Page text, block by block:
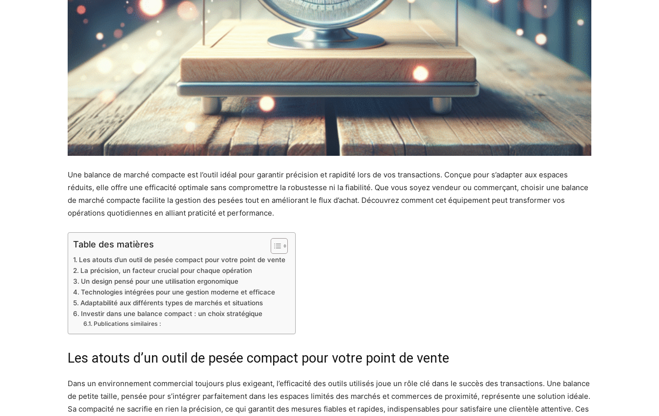
Une balance de marché compacte est l’outil idéal pour garantir précision et rapidité lors de vos transactions. Conçue pour s’adapter aux espaces
réduits, elle offre une efficacité optimale sans compromettre la robustesse ni la fiabilité. Que vous soyez vendeur ou commerçant, choisir une balance
de marché compacte facilite la gestion des pesées tout en améliorant le flux d’achat. Découvrez comment cet équipement peut transformer vos
opérations quotidiennes en alliant praticité et performance.
Table des matières
Les atouts d’un outil de pesée compact pour votre point de vente
La précision, un facteur crucial pour chaque opération
Un design pensé pour une utilisation ergonomique
Technologies intégrées pour une gestion moderne et efficace
Adaptabilité aux différents types de marchés et situations
Investir dans une balance compact : un choix stratégique
Publications similaires :
Les atouts d’un outil de pesée compact pour votre point de vente
Dans un environnement commercial toujours plus exigeant, l’efficacité des outils utilisés joue un rôle clé dans le succès des transactions. Une balance
de petite taille, pensée pour s’intégrer parfaitement dans les espaces limités des marchés et commerces de proximité, représente une solution idéale.
Sa compacité ne sacrifie en rien la précision, ce qui garantit des mesures fiables et rapides, indispensables pour satisfaire une clientèle attentive. Ces